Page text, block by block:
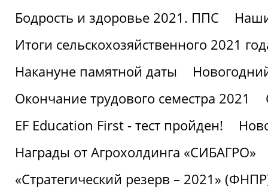
Бодрость и здоровье 2021. ППС
Итоги сельскохозяйственного 2021
Накануне памятной даты
Окончание трудового семестра 2021
EF Education First - тест пройден!
Награды от Агрохолдинга «СИБАГРО»
«Стратегический резерв – 2021»